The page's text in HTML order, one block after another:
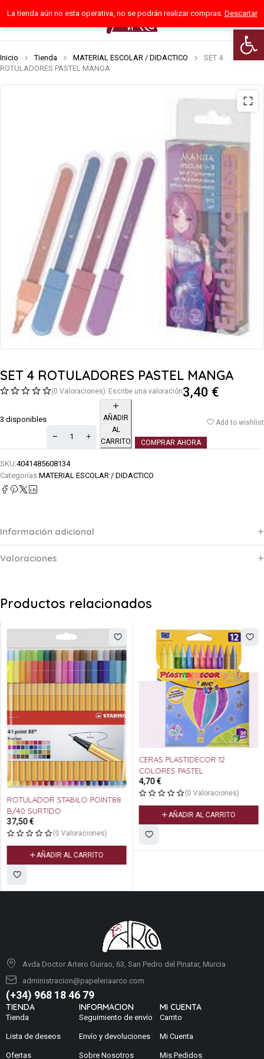
Abrir
La tienda aún no esta operativa, no se podrán realizar compras. Descartar
0
Inicio Tienda MATERIAL ESCOLAR / DIDACTICO
SET 4
ROTULADORES PASTEL MANGA
SET 4 ROTULADORES PASTEL MANGA
(0 Valoraciones) Escribe una valoración3,40 €
3 disponibles
AÑADIR
AL
CARRITO
COMPRAR AHORA
Add to wishlist
SKU:4041485608134
Categorías:MATERIAL ESCOLAR / DIDACTICO
Información adicional
Valoraciones
Productos relacionados
ROTULADOR STABILO POINT88
B/40 SURTIDO
37,50€
(0 Valoraciones)
AÑADIR AL CARRITO
CERAS PLASTIDECOR 12
COLORES PASTEL
4,70€
(0 Valoraciones)
AÑADIR AL CARRITO
Avda Doctor Artero Guirao, 63, San Pedro del Pinatar, Murcia
administracion@papeleriaarco.com
(+34) 968 18 46 79
TIENDA
Tienda
Lista de deseos
Ofertas
INFORMACION
Seguimiento de envío
Envío y devoluciones
Sobre Nosotros
MI CUENTA
Carrito
Mi Cuenta
Mis Pedidos